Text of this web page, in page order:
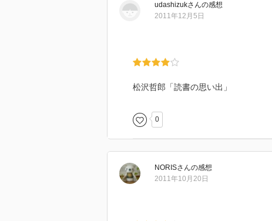
udashizukさんの感想
2011年12月5日
松沢哲郎「読書の思い出」
0
NORISさんの感想
2011年10月20日